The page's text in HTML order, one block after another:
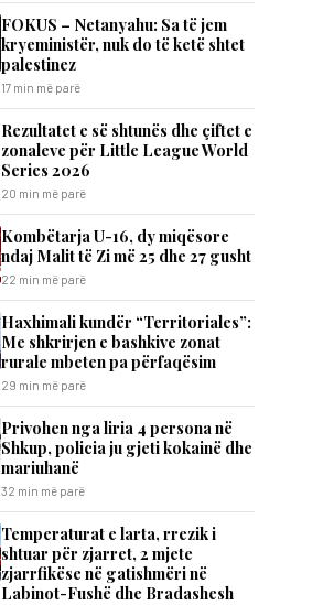
FOKUS – Netanyahu: Sa të jem
kryeministër, nuk do të ketë shtet
palestinez
17 min më parë
Rezultatet e së shtunës dhe çiftet e
zonaleve për Little League World
Series 2026
20 min më parë
Kombëtarja U-16, dy miqësore
ndaj Malit të Zi më 25 dhe 27 gusht
22 min më parë
Haxhimali kundër “Territoriales”:
Me shkrirjen e bashkive zonat
rurale mbeten pa përfaqësim
29 min më parë
Privohen nga liria 4 persona në
Shkup, policia ju gjeti kokainë dhe
mariuhanë
32 min më parë
Temperaturat e larta, rrezik i
shtuar për zjarret, 2 mjete
zjarrfikëse në gatishmëri në
Labinot-Fushë dhe Bradashesh